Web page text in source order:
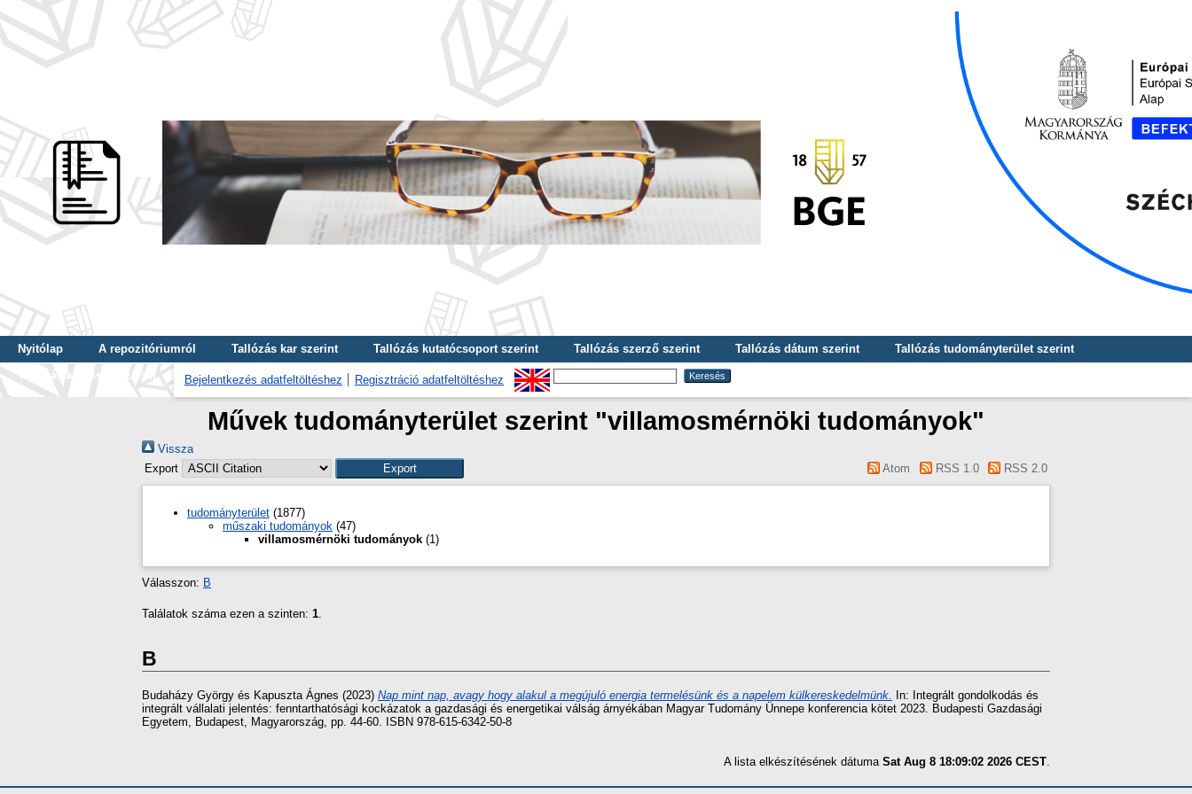
Nyitólap A repozitóriumról Tallózás kar szerint Tallózás kutatócsoport szerint Tallózás szerző szerint Tallózás dátum szerint
Tallózás tudományterület szerint
Tallózás kulcsszó szerint
Bejelentkezés adatfeltöltéshez Regisztráció adatfeltöltéshez
Művek tudományterület szerint "villamosmérnöki tudományok"
Vissza
Export
Atom RSS 1.0 RSS 2.0
tudományterület (1877)
műszaki tudományok (47)
villamosmérnöki tudományok (1)
Válasszon: B
Találatok száma ezen a szinten: 1
B
Budaházy György és Kapuszta Ágnes (2023) Nap mint nap, avagy hogy alakul a megújuló energia termelésünk és a napelem külkereskedelmünk. In: Integrált gondolkodás és
integrált vállalati jelentés: fenntarthatósági kockázatok a gazdasági és energetikai válság árnyékában Magyar Tudomány Ünnepe konferencia kötet 2023. Budapesti Gazdasági
Egyetem, Budapest, Magyarország, pp. 44-60. ISBN 978-615-6342-50-8
A lista elkészítésének dátuma Sat Aug 8 18:09:02 2026 CEST